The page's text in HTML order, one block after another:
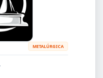
y Siderúrgicas
METALÚRGICA